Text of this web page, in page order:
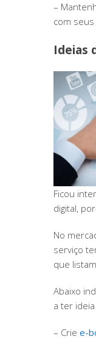
–
com
Ideias
Ficou
digital,
No
serviço
que
Abaixo
a ter
– Crie e-